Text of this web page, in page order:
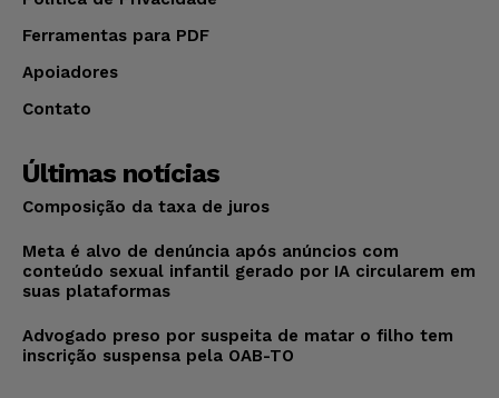
Ferramentas para PDF
Apoiadores
Contato
Últimas notícias
Composição da taxa de juros
Meta é alvo de denúncia após anúncios com
conteúdo sexual infantil gerado por IA circularem em
suas plataformas
Advogado preso por suspeita de matar o filho tem
inscrição suspensa pela OAB-TO